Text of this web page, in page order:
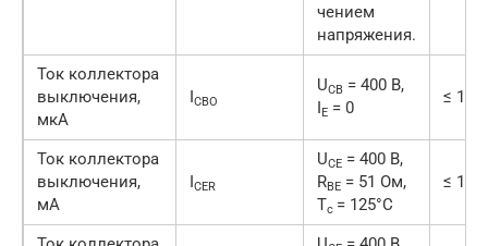
чением
напряжения.
Ток коллектора
выключения,
мкА
ICBO
UCB = 400 В,
IE = 0
≤ 10
Ток коллектора
выключения,
мА
ICER
UCE = 400 В,
RBE = 51 Ом,
Tc = 125°C
≤ 1